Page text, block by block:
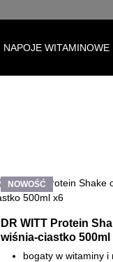
NAPOJE WITAMINOWE
NOWOŚĆ
DR WITT Protein
wiśnia-ciastko 500ml
bogaty w witaminy i